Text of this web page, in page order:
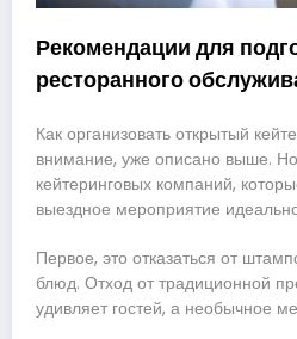
Рекомендации для
ресторанного
Как организовать открытый
внимание, уже описано выше. Но
кейтеринговых компаний,
выездное мероприятие
Первое, это отказаться от
блюд. Отход от традиционной
удивляет гостей, а необычное